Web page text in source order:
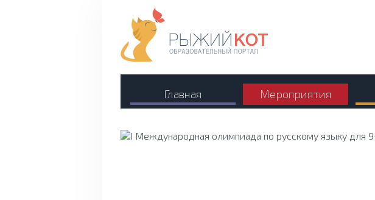
Главная Мероприятия